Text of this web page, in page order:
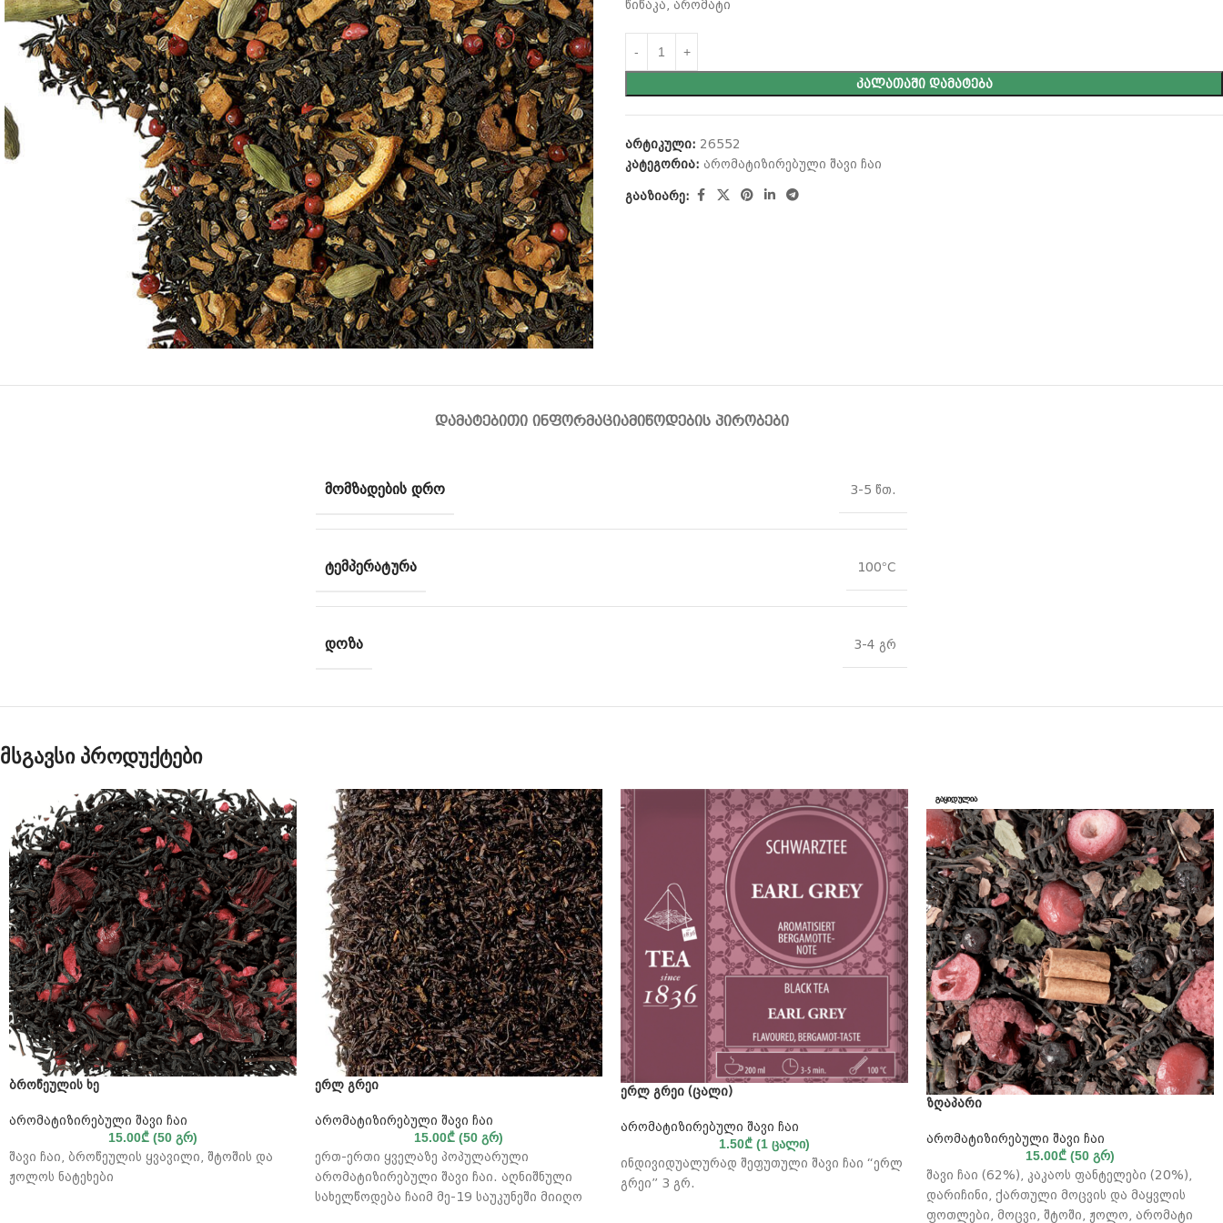
წიწაკა, არომატი
ᲙᲐᲚᲐᲗᲐᲨᲘ ᲓᲐᲛᲐᲢᲔᲑᲐ
არტიკული: 26552
კატეგორია: არომატიზირებული შავი ჩაი
გააზიარე:
ᲓᲐᲛᲐᲢᲔᲑᲘᲗᲘ ᲘᲜᲤᲝᲠᲛᲐᲪᲘᲐᲛᲘᲬᲝᲓᲔᲑᲘᲡ ᲞᲘᲠᲝᲑᲔᲑᲘ
ᲛᲝᲛᲖᲐᲓᲔᲑᲘᲡ ᲓᲠᲝ 3-5 წთ.
ᲢᲔᲛᲞᲔᲠᲐᲢᲣᲠᲐ 100°C
ᲓᲝᲖᲐ 3-4 გრ
მსგავსი პროდუქტები
ბროწეულის ხე
არომატიზირებული შავი ჩაი
15.00₾ (50 გრ)
შავი ჩაი, ბროწეულის ყვავილი, შტოშის და
ჟოლოს ნატეხები
ერლ გრეი
არომატიზირებული შავი ჩაი
15.00₾ (50 გრ)
ერთ-ერთი ყველაზე პოპულარული
არომატიზირებული შავი ჩაი. აღნიშნული
სახელწოდება ჩაიმ მე-19 საუკუნეში მიიღო
ერლ გრეი (ცალი)
არომატიზირებული შავი ჩაი
1.50₾ (1 ცალი)
ინდივიდუალურად შეფუთული შავი ჩაი “ერლ
გრეი” 3 გრ.
ᲒᲐᲧᲘᲓᲣᲚᲘᲐ
ზღაპარი
არომატიზირებული შავი ჩაი
15.00₾ (50 გრ)
შავი ჩაი (62%), კაკაოს ფანტელები (20%),
დარიჩინი, ქართული მოცვის და მაყვლის
ფოთლები, მოცვი, შტოში, ჟოლო, არომატი